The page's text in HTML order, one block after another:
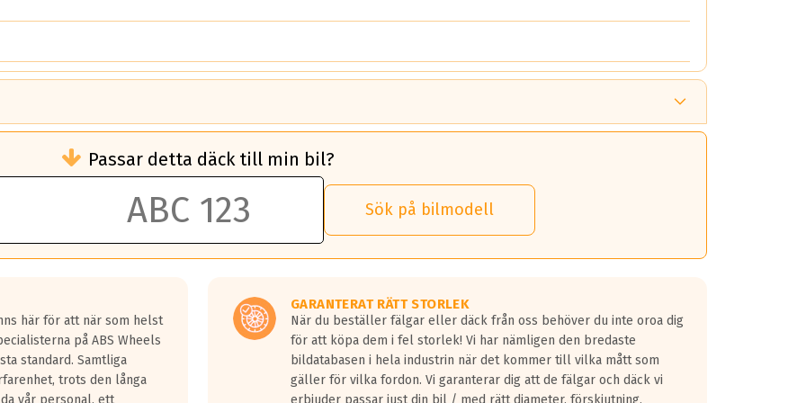
än ett klass G däck.
50 liter bränsle med ett klass A däck gentemot ett klass G däck.
vilken rutt du kör, samt vilken körstil du använder.
lastbilar.
på en väg där det ligger 0.5-1.5 mm vatten.
fyra billängder( ca 18meter) mellan däck med betyg A gentemot
Passar detta däck till min bil?
Sök på bilmodell
här för att när som helst
på ABS Wheels
standard. Samtliga
trots den långa
GARANTERAT RÄTT STORLEK
När du beställer fälgar eller däck från oss behöver du inte oroa dig
för att köpa dem i fel storlek! Vi har nämligen den bredaste
bildatabasen i hela industrin när det kommer till vilka mått som
gäller för vilka fordon. Vi garanterar dig att de fälgar och däck vi